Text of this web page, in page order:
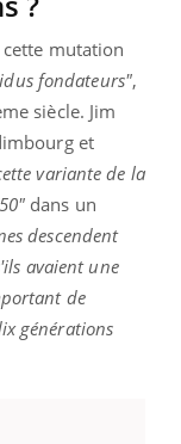
mutation
fondateurs",
siècle. Jim
et
variante de la
dans un
descendent
avaient une
de
générations